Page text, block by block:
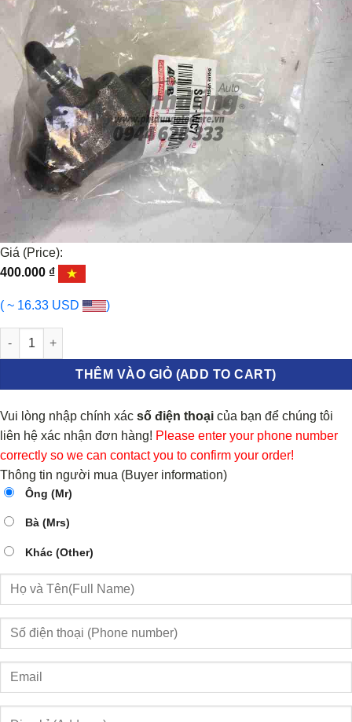
Giá (Price):
400.000 ₫
( ~ 16.33 USD )
Xy lanh phanh sau Suzuki Vitara số lượng
THÊM VÀO GIỎ (ADD TO CART)
Vui lòng nhập chính xác số điện thoại của bạn để chúng tôi
liên hệ xác nhận đơn hàng! Please enter your phone number
correctly so we can contact you to confirm your order!
Thông tin người mua (Buyer information)
Ông (Mr)
Bà (Mrs)
Khác (Other)